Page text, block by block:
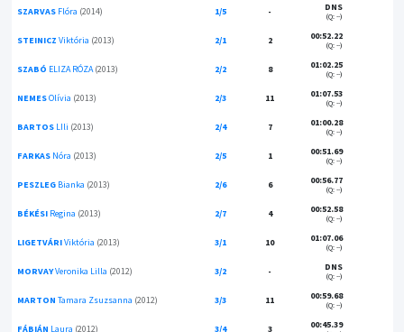
SZARVASFlóra (2014) 1/5 - DNS
(Q: --)
STEINICZ Viktória (2013) 2/1 2 00:52.22
(Q: --)
SZABÓ ELIZA RÓZA(2013) 2/2 8 01:02.25
(Q: --)
NEMESOlívia (2013) 2/3 11 01:07.53
(Q: --)
BARTOSLIli (2013) 2/4 7 01:00.28
(Q: --)
FARKASNóra (2013) 2/5 1 00:51.69
(Q: --)
PESZLEGBianka (2013) 2/6 6 00:56.77
(Q: --)
BÉKÉSIRegina (2013) 2/7 4 00:52.58
(Q: --)
LIGETVÁRIViktória (2013) 3/1 10 01:07.06
(Q: --)
MORVAYVeronika Lilla (2012) 3/2 - DNS
(Q: --)
MARTON Tamara Zsuzsanna (2012) 3/3 11 00:59.68
(Q: --)
FÁBIÁN Laura (2012) 3/4 3 00:45.39